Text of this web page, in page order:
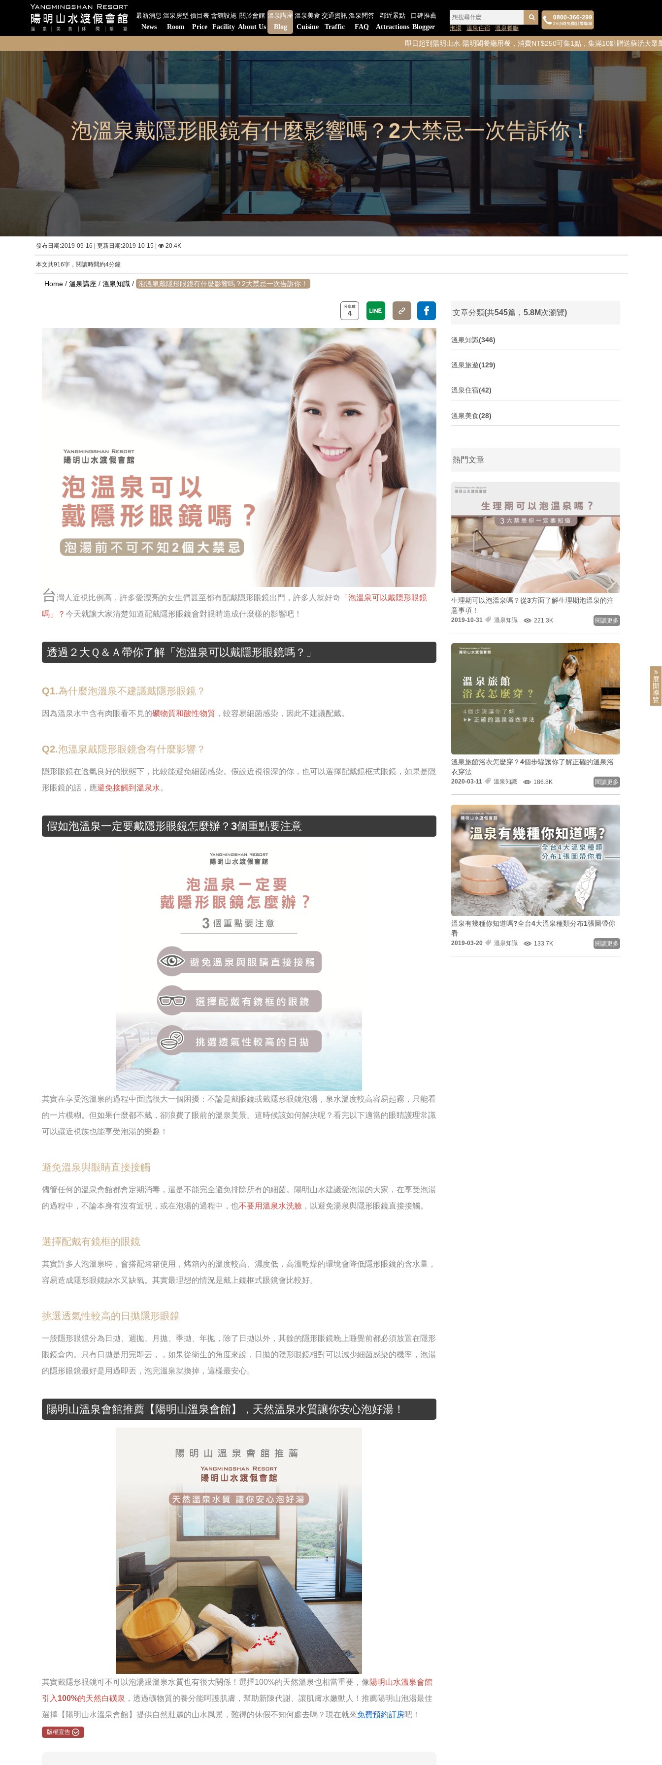
最新消息
News
溫泉房型
Room
價目表
Price
會館設施
Facility
關於會館
About Us
溫泉講座
Blog
溫泉美食
Cuisine
交通資訊
Traffic
溫泉問答
FAQ
鄰近景點
Attractions
口碑推薦
Blogger
泡湯 溫泉住宿 溫泉餐廳
即日起到陽明山水-陽明閣餐廳用餐，消費NT$250可集1點，集滿10點贈送蘇活大眾風呂券1
泡溫泉戴隱形眼鏡有什麼影響嗎？2大禁忌一次告訴你！
發布日期:2019-09-16 | 更新日期:2019-10-15 | 20.4K
本文共916字，閱讀時間約4分鐘
Home/ 溫泉講座 / 溫泉知識/ 泡溫泉戴隱形眼鏡有什麼影響嗎？2大禁忌一次告訴你！
4
台灣人近視比例高，許多愛漂亮的女生們甚至都有配戴隱形眼鏡出門，許多人就好奇「泡溫泉可以戴隱形眼鏡
嗎」？ 今天就讓大家清楚知道配戴隱形眼鏡會對眼睛造成什麼樣的影響吧！
透過２大Ｑ＆Ａ帶你了解「泡溫泉可以戴隱形眼鏡嗎？」
Q1.為什麼泡溫泉不建議戴隱形眼鏡？
因為溫泉水中含有肉眼看不見的礦物質和酸性物質，較容易細菌感染，因此不建議配戴。
Q2.泡溫泉戴隱形眼鏡會有什麼影響？
隱形眼鏡在透氣良好的狀態下，比較能避免細菌感染。假設近視很深的你，也可以選擇配戴鏡框式眼鏡，如果是隱
形眼鏡的話，應避免接觸到溫泉水。
假如泡溫泉一定要戴隱形眼鏡怎麼辦？3個重點要注意
其實在享受泡溫泉的過程中面臨很大一個困擾：不論是戴眼鏡或戴隱形眼鏡泡湯，泉水溫度較高容易起霧，只能看
的一片模糊。但如果什麼都不戴，卻浪費了眼前的溫泉美景。這時候該如何解決呢？看完以下適當的眼睛護理常識
可以讓近視族也能享受泡湯的樂趣！
避免溫泉與眼睛直接接觸
儘管任何的溫泉會館都會定期消毒，還是不能完全避免排除所有的細菌。陽明山水建議愛泡湯的大家，在享受泡湯
的過程中，不論本身有沒有近視，或在泡湯的過程中，也不要用溫泉水洗臉 ，以避免湯泉與隱形眼鏡直接接觸。
選擇配戴有鏡框的眼鏡
其實許多人泡溫泉時，會搭配烤箱使用，烤箱內的溫度較高、濕度低，高溫乾燥的環境會降低隱形眼鏡的含水量，
容易造成隱形眼鏡缺水又缺氧。其實最理想的情況是戴上鏡框式眼鏡會比較好。
挑選透氣性較高的日拋隱形眼鏡
一般隱形眼鏡分為日拋、週拋、月拋、季拋、年拋，除了日拋以外，其餘的隱形眼鏡晚上睡覺前都必須放置在隱形
眼鏡盒內。只有日拋是用完即丟，，如果從衛生的角度來說，日拋的隱形眼鏡相對可以減少細菌感染的機率，泡湯
的隱形眼鏡最好是用過即丟，泡完溫泉就換掉，這樣最安心。
陽明山溫泉會館推薦【陽明山溫泉會館】，天然溫泉水質讓你安心泡好湯！
其實戴隱形眼鏡可不可以泡湯跟溫泉水質也有很大關係！選擇100%的天然溫泉也相當重要，像 陽明山水溫泉會館
引入100%的天然白磺泉 ，透過礦物質的養分能呵護肌膚，幫助新陳代謝、讓肌膚水嫩動人！推薦陽明山泡湯最佳
選擇【陽明山水溫泉會館】提供自然壯麗的山水風景，難得的休假不知何處去嗎？現在就來免費預約訂房吧！
版權宣告
文章分類(共545篇，5.8M次瀏覽)
溫泉知識(346)
溫泉旅遊(129)
溫泉住宿(42)
溫泉美食(28)
熱門文章
生理期可以泡溫泉嗎？從3方面了解生理期泡溫泉的注
意事項！
2019-10-31 溫泉知識 221.3K 閱讀更多
溫泉旅館浴衣怎麼穿？4個步驟讓你了解正確的溫泉浴
衣穿法
2020-03-11 溫泉知識 186.8K 閱讀更多
溫泉有幾種你知道嗎?全台4大溫泉種類分布1張圖帶你
看
2019-03-20 溫泉知識 133.7K 閱讀更多
展
開
導
覽